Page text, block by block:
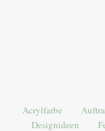
Acrylfarbe
Designideen